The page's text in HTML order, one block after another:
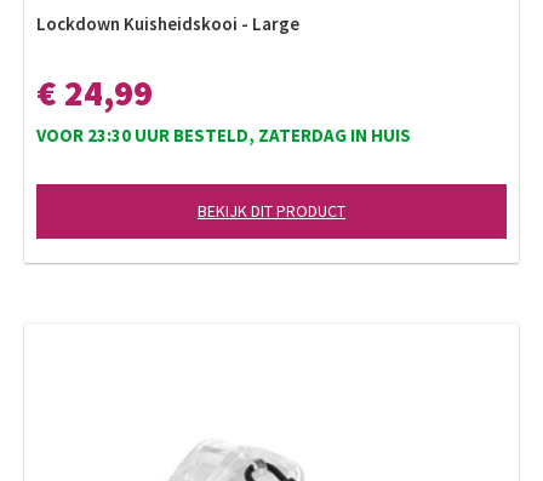
Lockdown Kuisheidskooi - Large
€ 24,99
VOOR 23:30 UUR BESTELD, ZATERDAG IN HUIS
BEKIJK DIT PRODUCT